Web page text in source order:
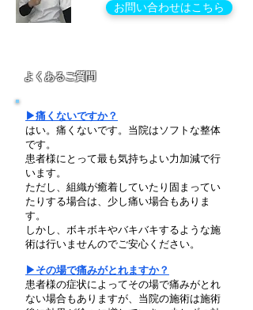
お問い合わせはこちら
よくあるご質問
▶痛くないですか？
はい。痛くないです。当院はソフトな整体
です。
患者様にとって最も気持ちよい力加減で行
います。
ただし、組織が癒着していたり固まってい
たりする場合は、少し痛い場合もありま
す。
しかし、ボキボキやバキバキするような施
術は行いませんのでご安心ください。
▶その場で痛みがとれますか？
患者様の症状によってその場で痛みがとれ
ない場合もありますが、当院の施術は施術